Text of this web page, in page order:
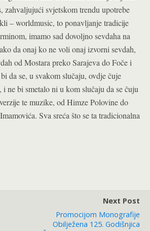
zahvaljujući svjetskom trendu upotrebe
– worldmusic, to ponavljanje tradicije
imamo sad dovoljno sevdaha na
da onaj ko ne voli onaj izvorni sevdah,
od Mostara preko Sarajeva do Foče i
da se, u svakom slučaju, ovdje čuje
ne bi smetalo ni u kom slučaju da se čuju
te muzike, od Himze Polovine do
Sva sreća što se ta tradicionalna
Next Post
Promocijom Monografije
Obilježena 125. Godišnjica